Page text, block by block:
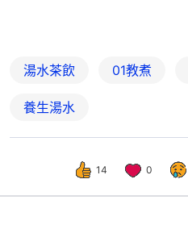
湯水茶飲 01教煮
養生湯水
14 0